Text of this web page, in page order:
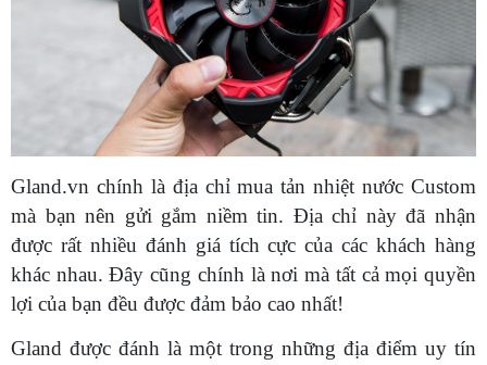
Gland.vn chính là địa chỉ mua tản nhiệt nước Custom
mà bạn nên gửi gắm niềm tin. Địa chỉ này đã nhận
được rất nhiều đánh giá tích cực của các khách hàng
khác nhau. Đây cũng chính là nơi mà tất cả mọi quyền
lợi của bạn đều được đảm bảo cao nhất!
Gland được đánh là một trong những địa điểm uy tín